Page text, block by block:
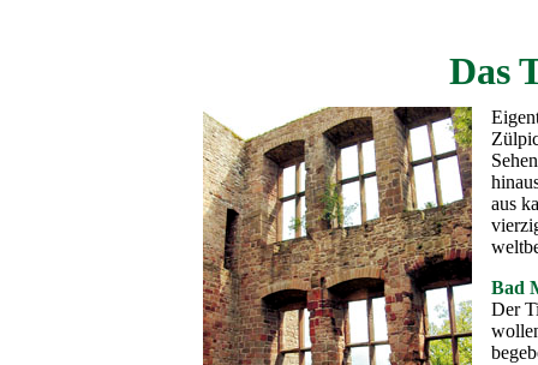
Das
aus
Bad
Der